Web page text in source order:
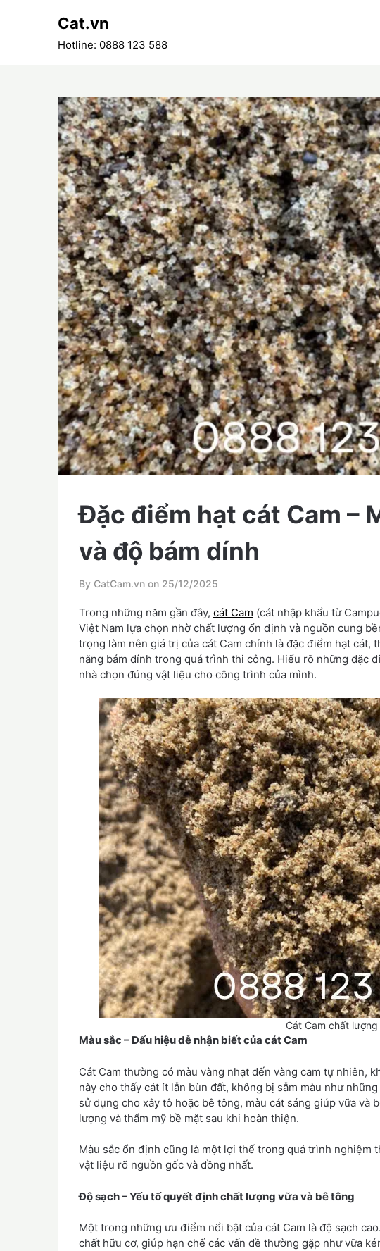
Cat.vn
Hotline: 0888 123 588
Đặc điểm hạt cát Cam –
và độ bám dính
By CatCam.vn on 25/12/2025
Trong những năm gần đây, cát Cam (cát nhập khẩu từ
Việt Nam lựa chọn nhờ chất lượng ổn định và nguồn cung
trọng làm nên giá trị của cát Cam chính là đặc điểm hạt cát,
năng bám dính trong quá trình thi công. Hiểu rõ những đặc
nhà chọn đúng vật liệu cho công trình của mình.
Cát Cam chất lượng
Màu sắc – Dấu hiệu dễ nhận biết của cát Cam
Cát Cam thường có màu vàng nhạt đến vàng cam tự nhiên,
này cho thấy cát ít lẫn bùn đất, không bị sẫm màu như
sử dụng cho xây tô hoặc bê tông, màu cát sáng giúp vữa và
lượng và thẩm mỹ bề mặt sau khi hoàn thiện.
Màu sắc ổn định cũng là một lợi thế trong quá trình nghiệm
vật liệu rõ nguồn gốc và đồng nhất.
Độ sạch – Yếu tố quyết định chất lượng vữa và bê tông
Một trong những ưu điểm nổi bật của cát Cam là độ sạch
chất hữu cơ, giúp hạn chế các vấn đề thường gặp như vữa